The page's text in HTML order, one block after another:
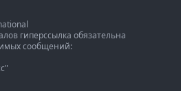
гиперссылка обязательна
сообщений: